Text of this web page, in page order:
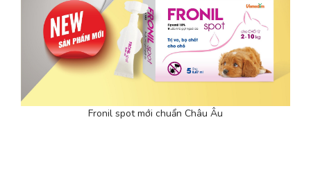
Fronil spot mới chuẩn Châu Âu